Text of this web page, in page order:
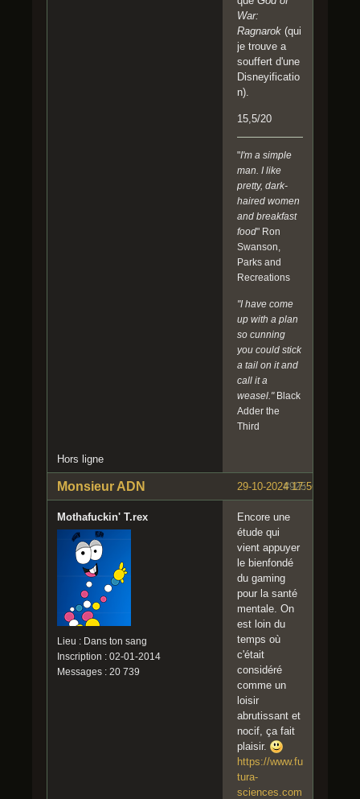
War:
Ragnarok (qui
je trouve a
souffert d'une
Disneyificatio
n).
15,5/20
"I'm a simple
man. I like
pretty, dark-
haired women
and breakfast
food" Ron
Swanson,
Parks and
Recreations
"I have come
up with a plan
so cunning
you could stick
a tail on it and
call it a
weasel."Black
Adder the
Third
Hors ligne
#925
29-10-2024 17:56:51
Monsieur ADN
Mothafuckin' T.rex
Lieu : Dans ton sang
Inscription : 02-01-2014
Messages : 20 739
Encore une
étude qui
vient appuyer
le bienfondé
du gaming
pour la santé
mentale. On
est loin du
temps où
c'était
considéré
comme un
loisir
abrutissant et
nocif, ça fait
plaisir.
https://www.fu
tura-
sciences.com